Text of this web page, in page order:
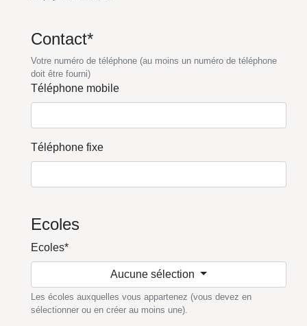
Contact*
Votre numéro de téléphone (au moins un numéro de téléphone
doit être fourni)
Téléphone mobile
Téléphone fixe
Ecoles
Ecoles*
Aucune sélection
Les écoles auxquelles vous appartenez (vous devez en
sélectionner ou en créer au moins une).